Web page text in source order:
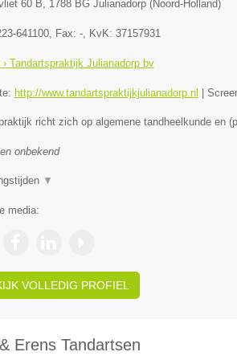
60 B, 1788 BG Julianadorp(Noord-Holland)
641100, Fax: -, KvK: 37157931
› Tandartspraktijk Julianadorp bv
http://www.tandartspraktijkjulianadorp.nl
richt zich op algemene tandheelkunde en
onbekend
▼
media:
VOLLEDIG PROFIEL
Erens Tandartsen